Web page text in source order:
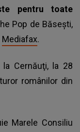
pentru toate
Pop de Băseşti,
Mediafax.
Cernăuţi, la 28
românilor din
Marele Consiliu